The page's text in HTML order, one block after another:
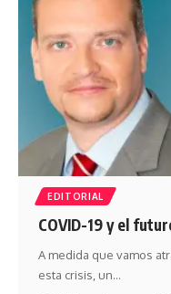
EDITORIAL
COVID-19 y el
A medida que vamos
esta crisis, un…